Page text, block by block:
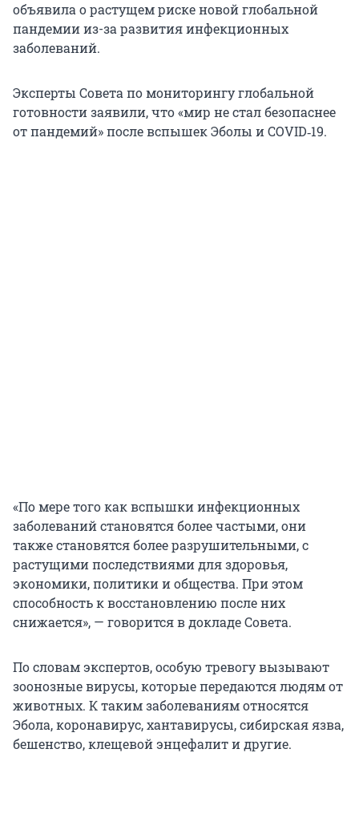
объявила о растущем риске новой глобальной
пандемии из-за развития инфекционных
заболеваний.
Эксперты Совета по мониторингу глобальной
готовности заявили, что «мир не стал безопаснее
от пандемий» после вспышек Эболы и COVID‑19.
«По мере того как вспышки инфекционных
заболеваний становятся более частыми, они
также становятся более разрушительными, с
растущими последствиями для здоровья,
экономики, политики и общества. При этом
способность к восстановлению после них
снижается», — говорится в докладе Совета.
По словам экспертов, особую тревогу вызывают
зоонозные вирусы, которые передаются людям от
животных. К таким заболеваниям относятся
Эбола, коронавирус, хантавирусы, сибирская язва,
бешенство, клещевой энцефалит и другие.